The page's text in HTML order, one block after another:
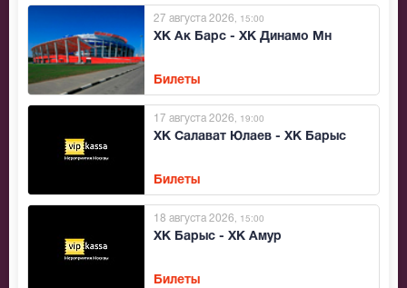
ХК Ак Барс - ХК Динамо Мн
27 августа 2026 , 15:00
Билеты
ХК Салават Юлаев - ХК Барыс
17 августа 2026 , 19:00
Билеты
ХК Барыс - ХК Амур
18 августа 2026 , 15:00
Билеты